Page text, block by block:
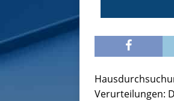
Verurteilungen: